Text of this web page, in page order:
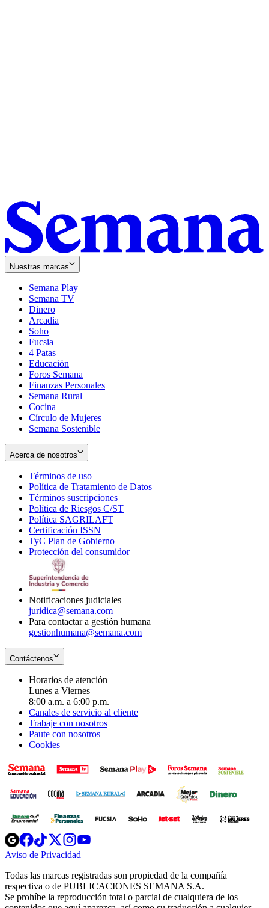
Nuestras marcas
Semana Play
Semana TV
Dinero
Arcadia
Soho
in
new
window
Fucsia
in
new
window
4 Patas
Educación
Foros Semana
Finanzas Personales
Semana Rural
Cocina
Círculo de Mujeres
Semana Sostenible
Acerca de nosotros
Términos de uso
in
new
window
Política de Tratamiento de Datos
Términos suscripciones
in
Política de Riesgos C/ST
Política SAGRILAFT
new
window
Certificación ISSN
in
new
TyC Plan de Gobierno
in
Protección del consumidorOpens
Notificaciones judiciales
juridica@semana.com
Para contactar a gestión humana
gestionhumana@semana.com
Contáctenos
Horarios de atención
Lunes a Viernes
8:00 a.m. a 6:00 p.m.
Canales de servicio al cliente
Trabaje con nosotros
Paute con nosotros
Cookies
Opens
in
new
Opens
in
new
Opens
in
new
window
Opens
new
windowwindow
Aviso de Privacidad
new
window
Todas las marcas registradas son propiedad de la compañía
respectiva o de PUBLICACIONES SEMANA S.A.
Se prohíbe la reproducción total o parcial de cualquiera de los